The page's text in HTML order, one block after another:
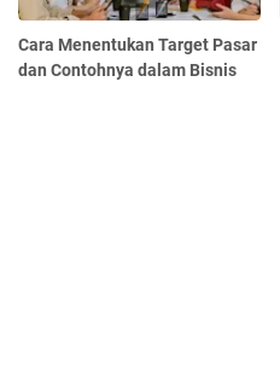
Cara Menentukan Target Pasar
dan Contohnya dalam Bisnis